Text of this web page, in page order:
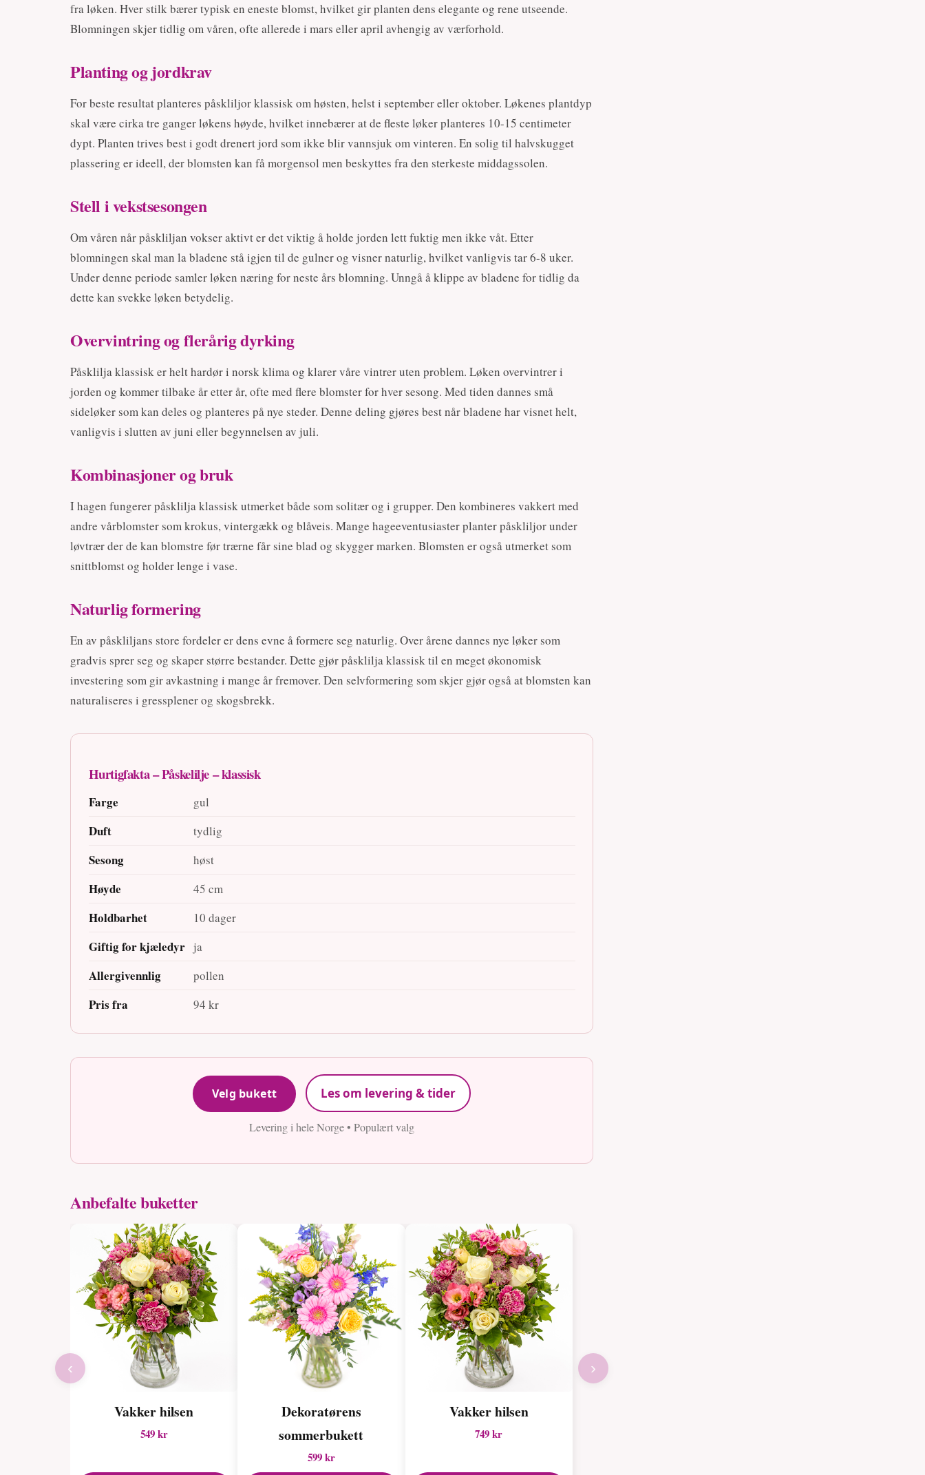
fra løken. Hver stilk bærer typisk en eneste blomst, hvilket gir planten dens elegante og rene utseende.
Blomningen skjer tidlig om våren, ofte allerede i mars eller april avhengig av værforhold.
Planting og jordkrav
For beste resultat planteres påskliljor klassisk om høsten, helst i september eller oktober. Løkenes plantdyp
skal være cirka tre ganger løkens høyde, hvilket innebærer at de fleste løker planteres 10-15 centimeter
dypt. Planten trives best i godt drenert jord som ikke blir vannsjuk om vinteren. En solig til halvskugget
plassering er ideell, der blomsten kan få morgensol men beskyttes fra den sterkeste middagssolen.
Stell i vekstsesongen
Om våren når påskliljan vokser aktivt er det viktig å holde jorden lett fuktig men ikke våt. Etter
blomningen skal man la bladene stå igjen til de gulner og visner naturlig, hvilket vanligvis tar 6-8 uker.
Under denne periode samler løken næring for neste års blomning. Unngå å klippe av bladene for tidlig da
dette kan svekke løken betydelig.
Overvintring og flerårig dyrking
Påsklilja klassisk er helt hardør i norsk klima og klarer våre vintrer uten problem. Løken overvintrer i
jorden og kommer tilbake år etter år, ofte med flere blomster for hver sesong. Med tiden dannes små
sideløker som kan deles og planteres på nye steder. Denne deling gjøres best når bladene har visnet helt,
vanligvis i slutten av juni eller begynnelsen av juli.
Kombinasjoner og bruk
I hagen fungerer påsklilja klassisk utmerket både som solitær og i grupper. Den kombineres vakkert med
andre vårblomster som krokus, vintergækk og blåveis. Mange hageeventusiaster planter påskliljor under
løvtrær der de kan blomstre før trærne får sine blad og skygger marken. Blomsten er også utmerket som
snittblomst og holder lenge i vase.
Naturlig formering
En av påskliljans store fordeler er dens evne å formere seg naturlig. Over årene dannes nye løker som
gradvis sprer seg og skaper større bestander. Dette gjør påsklilja klassisk til en meget økonomisk
investering som gir avkastning i mange år fremover. Den selvformering som skjer gjør også at blomsten kan
naturaliseres i gressplener og skogsbrekk.
Hurtigfakta – Påskelilje – klassisk
Farge gul
Duft tydlig
Sesong høst
Høyde 45 cm
Holdbarhet 10 dager
Giftig for kjæledyr ja
Allergivennlig pollen
Pris fra 94 kr
Velg bukett Les om levering & tider
Levering i hele Norge • Populært valg
Anbefalte buketter
Vakker hilsen
549 kr
Dekoratørens
sommerbukett
599 kr
Vakker hilsen
749 kr
‹ ›